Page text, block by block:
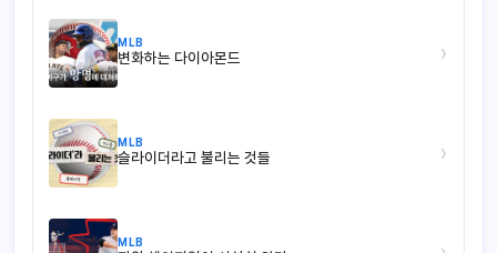
MLB
변화하는 다이아몬드 ›
MLB
슬라이더라고 불리는 것들 ›
MLB